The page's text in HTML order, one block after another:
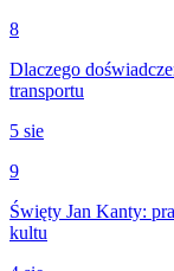
8
Dlaczego
transportu
5 sie
9
Święty Jan Kanty:
kultu